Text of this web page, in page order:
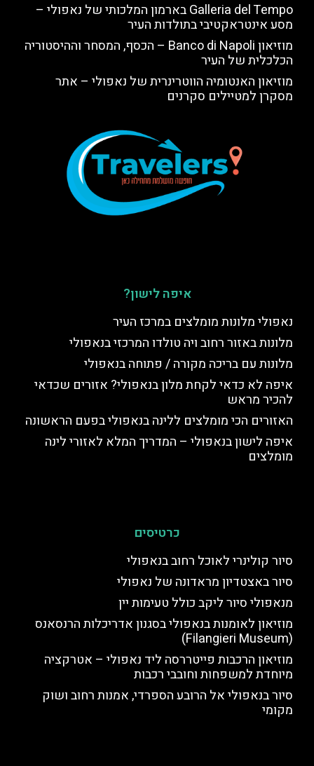
Galleria del Tempo בארמון המלכותי של נאפולי –
מסע אינטראקטיבי בתולדות העיר
מוזיאון Banco di Napoli – הכסף, המסחר וההיסטוריה
הכלכלית של העיר
מוזיאון האנטומיה הווטרינרית של נאפולי – אתר
מסקרן למטיילים סקרנים
איפה לישון?
נאפולי מלונות מומלצים במרכז העיר
מלונות באזור רחוב ויה טולדו המרכזי בנאפולי
מלונות עם בריכה מקורה / פתוחה בנאפולי
איפה לא כדאי לקחת מלון בנאפולי? אזורים שכדאי
להכיר מראש
האזורים הכי מומלצים ללינה בנאפולי בפעם הראשונה
איפה לישון בנאפולי – המדריך המלא לאזורי לינה
מומלצים
כרטיסים
סיור קולינרי לאוכל רחוב בנאפולי
סיור באצטדיון מראדונה של נאפולי
מנאפולי סיור ליקב כולל טעימות יין
מוזיאון לאומנות בנאפולי בסגנון אדריכלות הרנסאנס
(Filangieri Museum)
מוזיאון הרכבות פייטררסה ליד נאפולי – אטרקציה
מיוחדת למשפחות וחובבי רכבות
סיור בנאפולי אל הרובע הספרדי, אמנות רחוב ושוק
מקומי